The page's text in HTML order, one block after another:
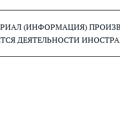
(ИНФОРМАЦИЯ)
ДЕЯТЕЛЬНОСТИ